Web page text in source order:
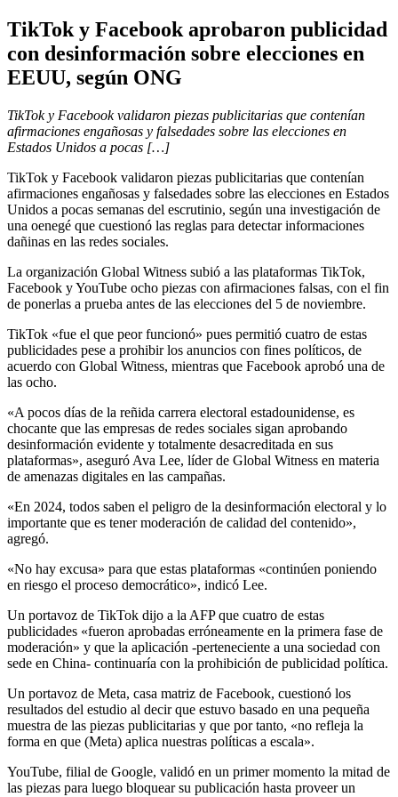
TikTok y Facebook aprobaron publicidad
con desinformación sobre elecciones en
EEUU, según ONG
TikTok y Facebook validaron piezas publicitarias que contenían
afirmaciones engañosas y falsedades sobre las elecciones en
Estados Unidos a pocas […]
TikTok y Facebook validaron piezas publicitarias que contenían
afirmaciones engañosas y falsedades sobre las elecciones en Estados
Unidos a pocas semanas del escrutinio, según una investigación de
una oenegé que cuestionó las reglas para detectar informaciones
dañinas en las redes sociales.
La organización Global Witness subió a las plataformas TikTok,
Facebook y YouTube ocho piezas con afirmaciones falsas, con el fin
de ponerlas a prueba antes de las elecciones del 5 de noviembre.
TikTok «fue el que peor funcionó» pues permitió cuatro de estas
publicidades pese a prohibir los anuncios con fines políticos, de
acuerdo con Global Witness, mientras que Facebook aprobó una de
las ocho.
«A pocos días de la reñida carrera electoral estadounidense, es
chocante que las empresas de redes sociales sigan aprobando
desinformación evidente y totalmente desacreditada en sus
plataformas», aseguró Ava Lee, líder de Global Witness en materia
de amenazas digitales en las campañas.
«En 2024, todos saben el peligro de la desinformación electoral y lo
importante que es tener moderación de calidad del contenido»,
agregó.
«No hay excusa» para que estas plataformas «continúen poniendo
en riesgo el proceso democrático», indicó Lee.
Un portavoz de TikTok dijo a la AFP que cuatro de estas
publicidades «fueron aprobadas erróneamente en la primera fase de
moderación» y que la aplicación -perteneciente a una sociedad con
sede en China- continuaría con la prohibición de publicidad política.
Un portavoz de Meta, casa matriz de Facebook, cuestionó los
resultados del estudio al decir que estuvo basado en una pequeña
muestra de las piezas publicitarias y que por tanto, «no refleja la
forma en que (Meta) aplica nuestras políticas a escala».
YouTube, filial de Google, validó en un primer momento la mitad de
las piezas para luego bloquear su publicación hasta proveer un